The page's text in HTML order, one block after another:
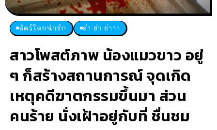
สัตว์โลกน่ารัก ฮ่า ฮ่า ฮ่าาา
สาวโพสต์ภาพ น้องแมวขาว อยู่
ๆ ก็สร้างสถานการณ์ จุดเกิด
เหตุคดีฆาตกรรมขึ้นมา ส่วน
คนร้าย นั่งเฝ้าอยู่กับที่ ชื่นชม